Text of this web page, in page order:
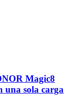
Magic8
una sola carga